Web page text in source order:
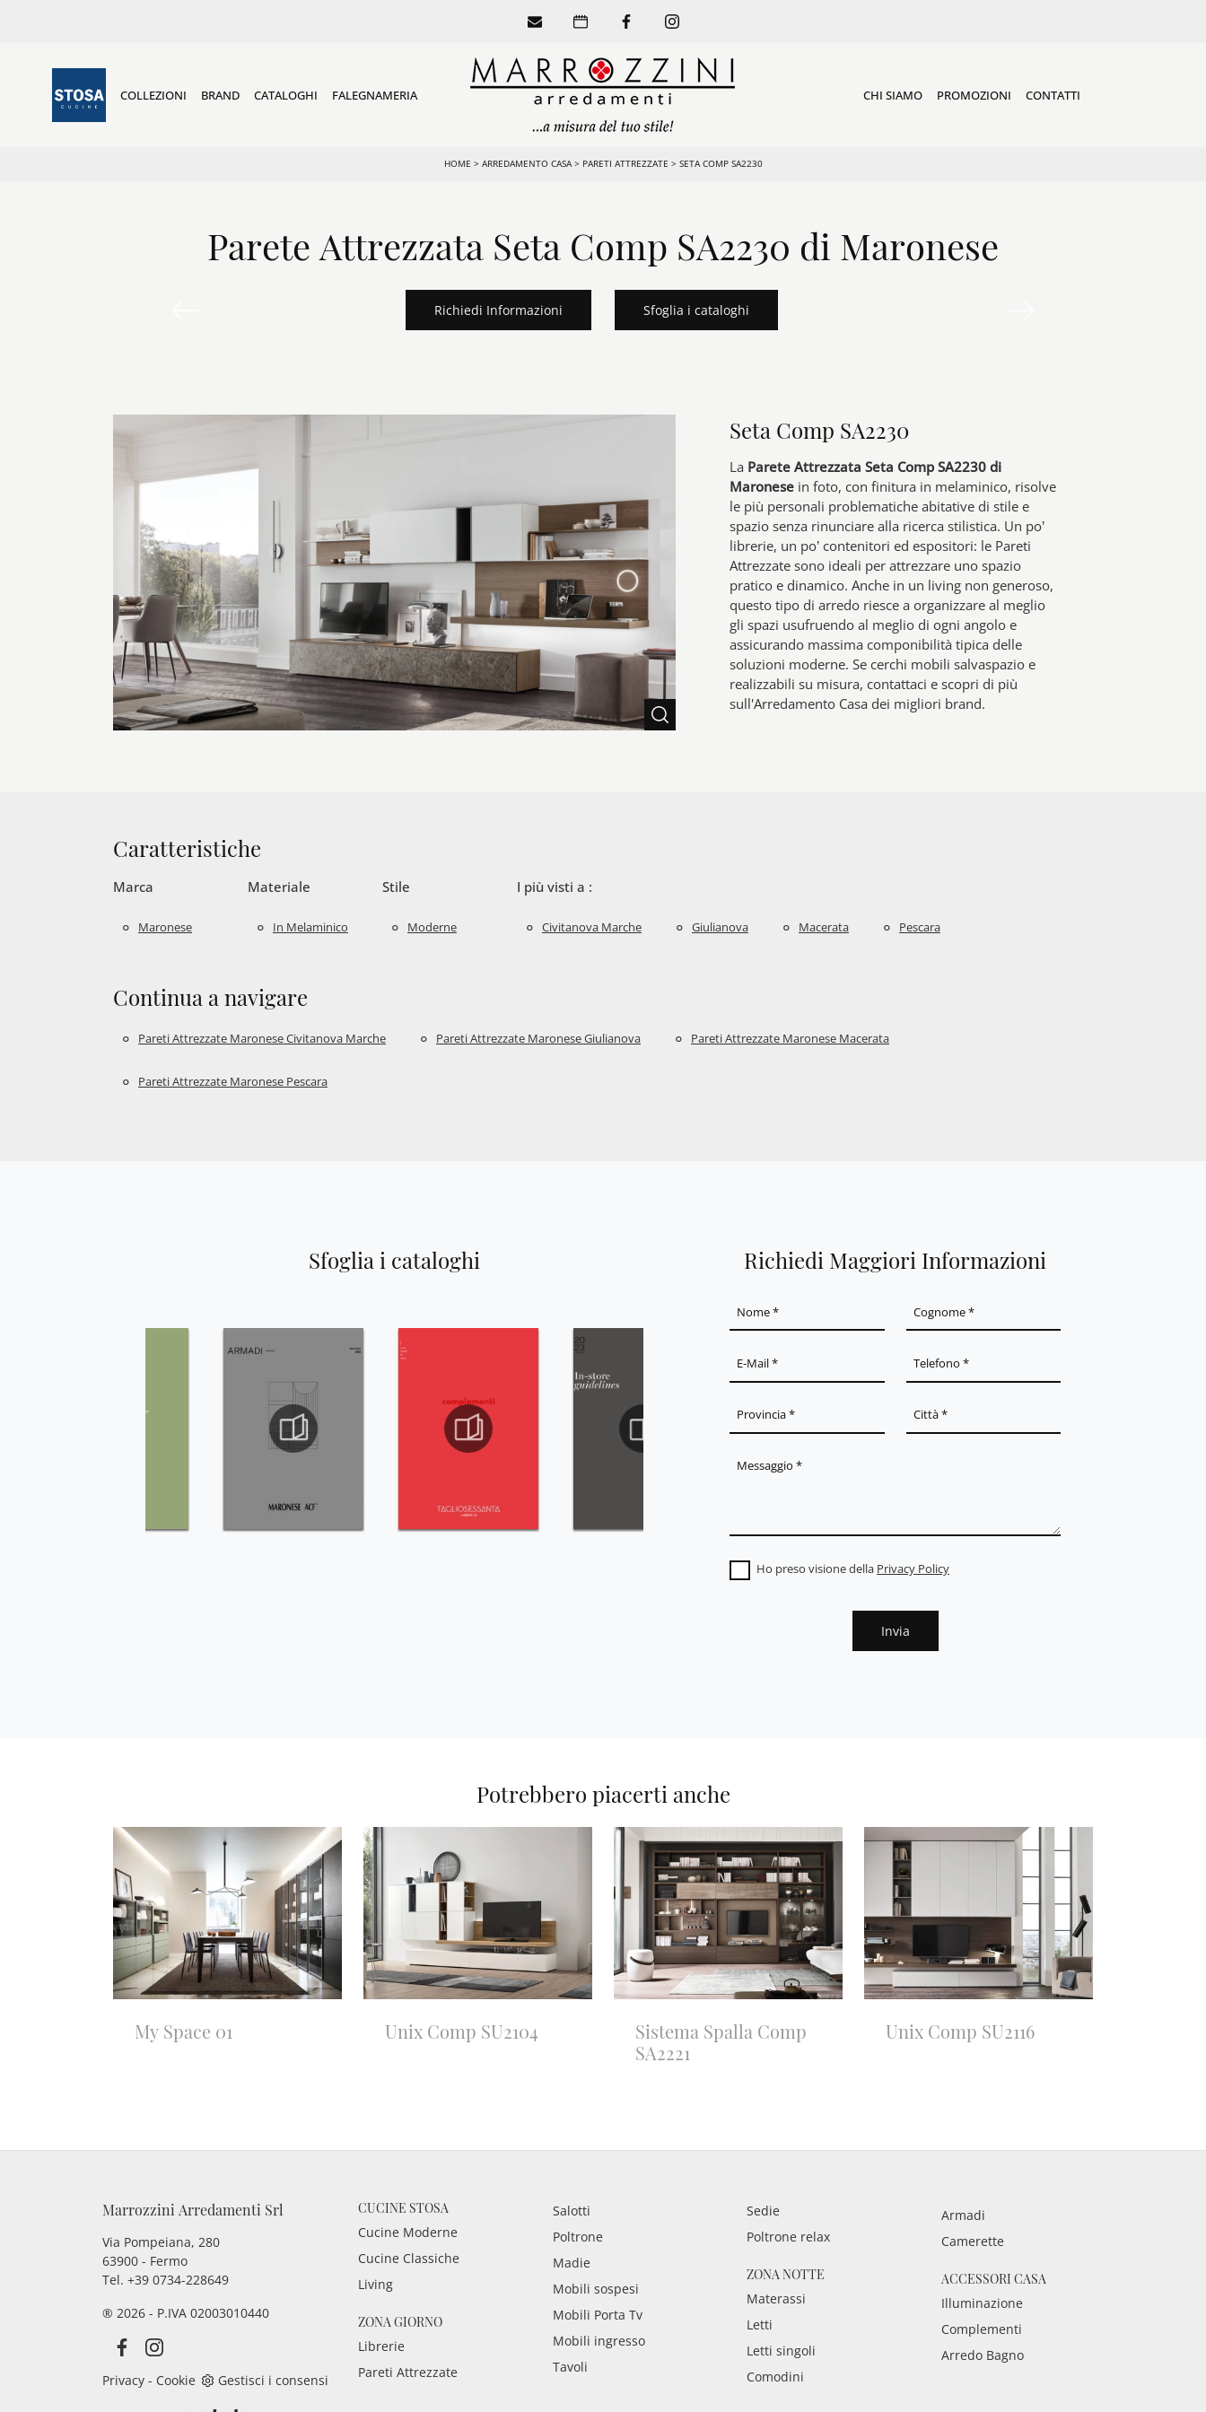
COLLEZIONI BRAND CATALOGHI FALEGNAMERIA CHI SIAMO PROMOZIONI CONTATTI
HOME > ARREDAMENTO CASA> PARETI ATTREZZATE > SETA COMP SA2230
Parete Attrezzata Seta Comp SA2230 di Maronese
Richiedi Informazioni Sfoglia i cataloghi
Seta Comp SA2230
La Parete Attrezzata Seta Comp SA2230 di
Maronese in foto, con finitura in melaminico, risolve
le più personali problematiche abitative di stile e
spazio senza rinunciare alla ricerca stilistica. Un po’
librerie, un po’ contenitori ed espositori: le Pareti
Attrezzate sono ideali per attrezzare uno spazio
pratico e dinamico. Anche in un living non generoso,
questo tipo di arredo riesce a organizzare al meglio
gli spazi usufruendo al meglio di ogni angolo e
assicurando massima componibilità tipica delle
soluzioni moderne. Se cerchi mobili salvaspazio e
realizzabili su misura, contattaci e scopri di più
sull'Arredamento Casa dei migliori brand.
Caratteristiche
Marca
Maronese
Materiale
In Melaminico
Stile
Moderne
I più visti a :
Civitanova Marche Giulianova Macerata Pescara
Continua a navigare
Pareti Attrezzate Maronese Civitanova Marche Pareti Attrezzate Maronese Giulianova Pareti Attrezzate Maronese Macerata
Pareti Attrezzate Maronese Pescara
Sfoglia i cataloghi Richiedi Maggiori Informazioni
Ho preso visione della Privacy Policy
Invia
Potrebbero piacerti anche
My Space 01 Unix Comp SU2104
Sistema Spalla Comp
SA2221
Unix Comp SU2116
Marrozzini Arredamenti Srl
Via Pompeiana, 280
63900 - Fermo
Tel. +39 0734-228649
® 2026 - P.IVA 02003010440
Privacy - Cookie Gestisci i consensi
CUCINE STOSA
Cucine Moderne
Cucine Classiche
Living
ZONA GIORNO
Librerie
Pareti Attrezzate
Salotti
Poltrone
Madie
Mobili sospesi
Mobili Porta Tv
Mobili ingresso
Tavoli
Sedie
Poltrone relax
ZONA NOTTE
Materassi
Letti
Letti singoli
Comodini
Armadi
Camerette
ACCESSORI CASA
Illuminazione
Complementi
Arredo Bagno